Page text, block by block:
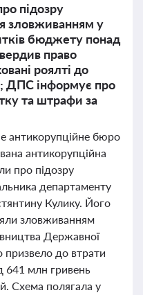
підозру
зловживанням у
бюджету понад
право
роялті до
ДПС інформує про
та штрафи за
антикорупційне бюро
антикорупційна
про підозру
департаменту
Кулику. Його
зловживанням
Державної
до втрати
млн гривень
Схема полягала у